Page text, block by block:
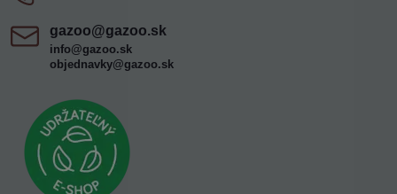
gazoo​@gazoo​.sk
info@gazoo.sk
objednavky@gazoo.sk